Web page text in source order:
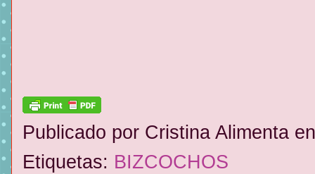
Publicado por Cristina Alimenta
Etiquetas: BIZCOCHOS